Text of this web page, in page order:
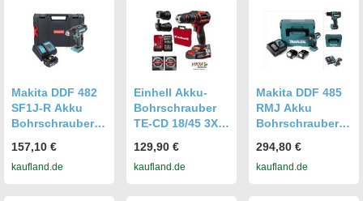
Parkside X12V
Serie
Makita DDF 482
SF1J-R Akku
Bohrschrauber
Akku 3,0 Ah +
Ladegerät +
157,10 €
kaufland.de
Einhell Akku-
Bohrschrauber
TE-CD 18/45 3X-
Nm,22-tlg.Bitset,
2,0 Ah-Akku,
129,90 €
kaufland.de
Makita DDF 485
RMJ Akku
Bohrschrauber
Makpac + 2x 4,0
Ah Akku +
294,80 €
kaufland.de